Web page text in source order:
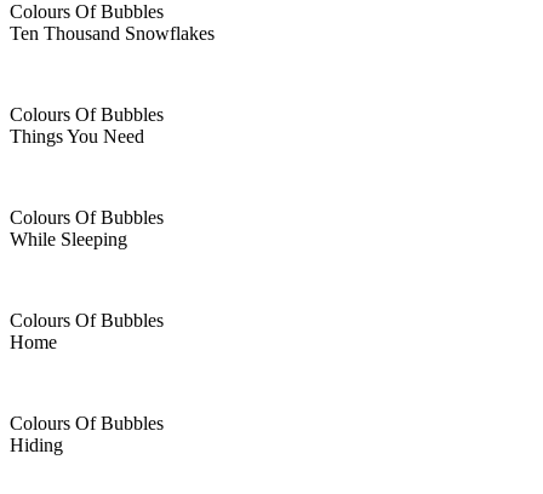
Colours Of Bubbles
Ten Thousand Snowflakes
Colours Of Bubbles
Things You Need
Colours Of Bubbles
While Sleeping
Colours Of Bubbles
Home
Colours Of Bubbles
Hiding